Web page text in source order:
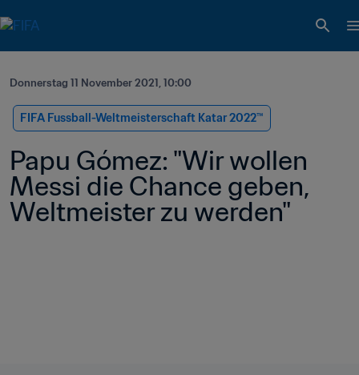
Donnerstag 11 November 2021, 10:00
FIFA Fussball-Weltmeisterschaft Katar 2022™
Papu Gómez: "Wir wollen
Messi die Chance geben,
Weltmeister zu werden"